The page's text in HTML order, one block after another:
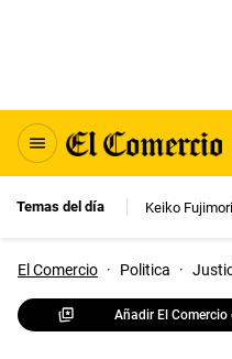
Temas del día Keiko Fujimori
El Comercio · Politica ·
Añadir El